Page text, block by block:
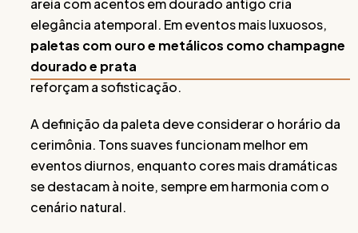
elegância atemporal. Em eventos mais luxuosos,
paletas com ouro e metálicos como champagne
dourado e prata
reforçam a sofisticação.
A definição da paleta deve considerar o horário da
cerimônia. Tons suaves funcionam melhor em
eventos diurnos, enquanto cores mais dramáticas
se destacam à noite, sempre em harmonia com o
cenário natural.